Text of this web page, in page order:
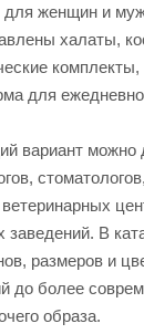
женщин и
халаты,
для
вариант можно
В
размеров и
до более
образа.